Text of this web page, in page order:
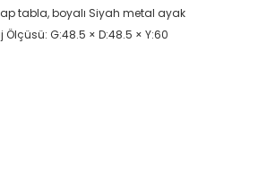
tabla, boyalı Siyah metal ayak
Ölçüsü: G:48.5 × D:48.5 × Y:60